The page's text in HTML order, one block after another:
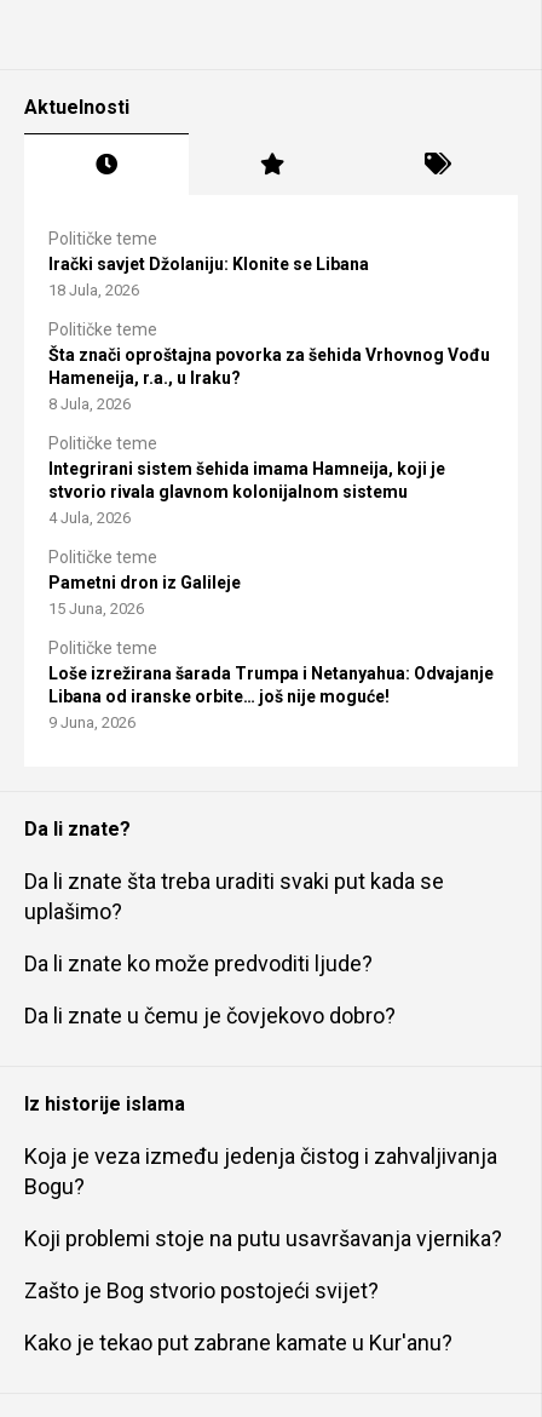
Aktuelnosti
Političke teme
Irački savjet Džolaniju: Klonite se Libana
18 Jula, 2026
Političke teme
Šta znači oproštajna povorka za šehida Vrhovnog Vođu
Hameneija, r.a., u Iraku?
8 Jula, 2026
Političke teme
Integrirani sistem šehida imama Hamneija, koji je
stvorio rivala glavnom kolonijalnom sistemu
4 Jula, 2026
Političke teme
Pametni dron iz Galileje
15 Juna, 2026
Političke teme
Loše izrežirana šarada Trumpa i Netanyahua: Odvajanje
Libana od iranske orbite… još nije moguće!
9 Juna, 2026
Da li znate?
Da li znate šta treba uraditi svaki put kada se
uplašimo?
Da li znate ko može predvoditi ljude?
Da li znate u čemu je čovjekovo dobro?
Iz historije islama
Koja je veza između jedenja čistog i zahvaljivanja
Bogu?
Koji problemi stoje na putu usavršavanja vjernika?
Zašto je Bog stvorio postojeći svijet?
Kako je tekao put zabrane kamate u Kur'anu?